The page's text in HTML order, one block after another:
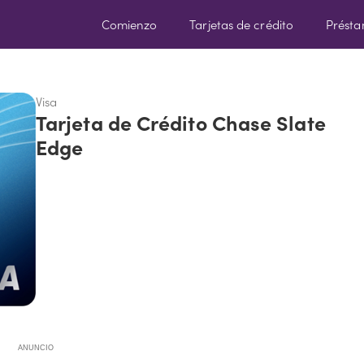
Comienzo Tarjetas de crédito
Visa
Tarjeta de Crédito Chase Slate
Edge
ANUNCIO